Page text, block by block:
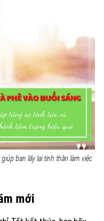
bạn lấy lại tinh thần làm việc
mới